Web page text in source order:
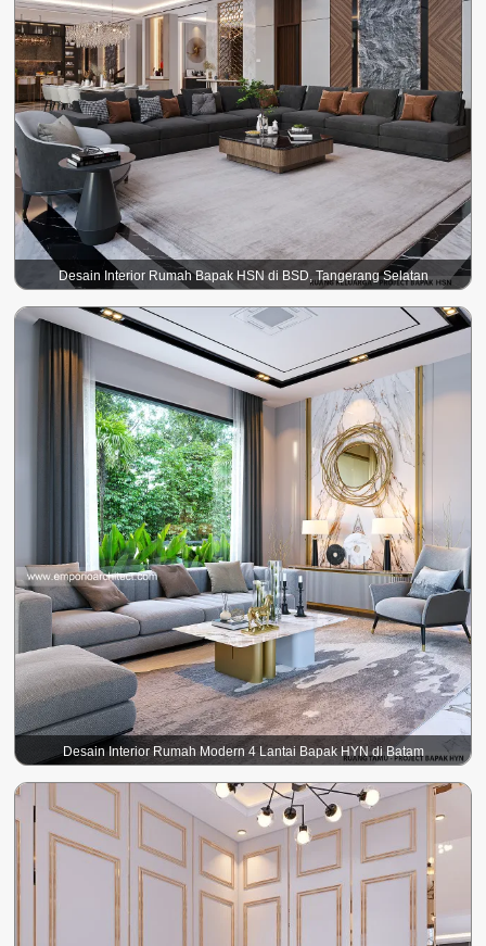
Desain Interior Rumah Bapak HSN di BSD, Tangerang Selatan
Desain Interior Rumah Modern 4 Lantai Bapak HYN di Batam